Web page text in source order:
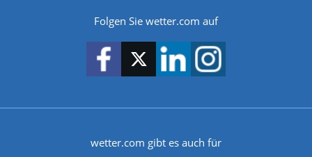
Folgen Sie wetter.com auf
wetter.com gibt es auch für